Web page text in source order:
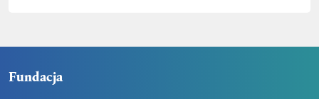
Fundacja